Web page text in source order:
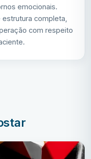
emocionais.
estrutura completa,
com respeito